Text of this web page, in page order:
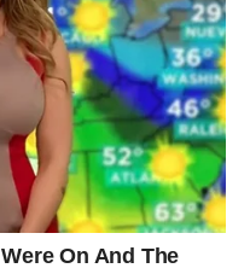
je
što si planirao. Ali tvoj